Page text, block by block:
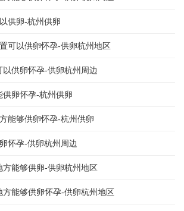
供卵-杭州供卵
可以供卵怀孕-供卵杭州地区
供卵怀孕-供卵杭州周边
卵怀孕-杭州供卵
能够供卵怀孕-杭州供卵
怀孕-供卵杭州周边
能够供卵-供卵杭州地区
能够供卵怀孕-供卵杭州地区